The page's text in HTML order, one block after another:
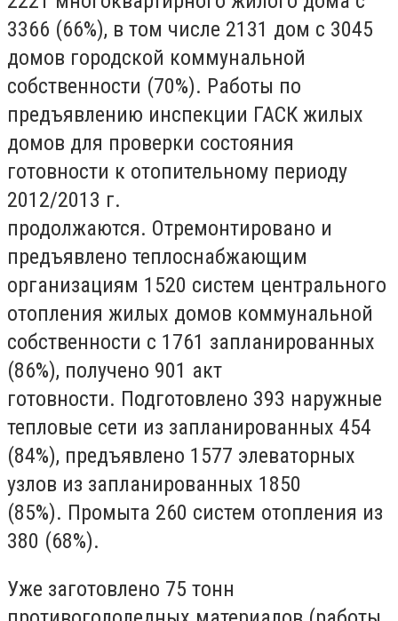
3366 (66%), в том числе 2131 дом с 3045
домов городской коммунальной
собственности (70%). Работы по
предъявлению инспекции ГАСК жилых
домов для проверки состояния
готовности к отопительному периоду
2012/2013 г.
продолжаются. Отремонтировано и
предъявлено теплоснабжающим
организациям 1520 систем центрального
отопления жилых домов коммунальной
собственности с 1761 запланированных
(86%), получено 901 акт
готовности. Подготовлено 393 наружные
тепловые сети из запланированных 454
(84%), предъявлено 1577 элеваторных
узлов из запланированных 1850
(85%). Промыта 260 систем отопления из
380 (68%).
Уже заготовлено 75 тонн